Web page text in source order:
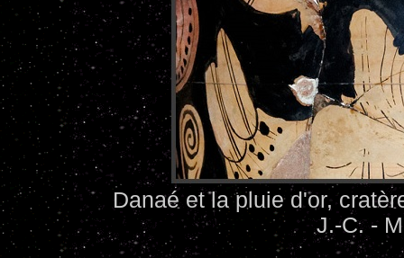
Danaé et la pluie d'or,
J.-C. -